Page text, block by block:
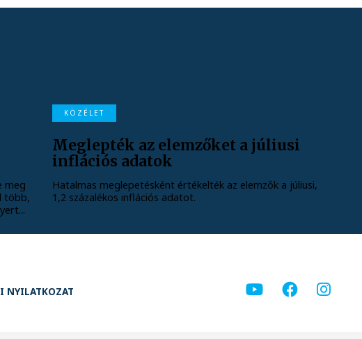
meg
több,
KÖZÉLET
Meglepték az elemzőket a júliusi
inflációs adatok
Hatalmas meglepetésként értékelték az elemzők a júliusi,
1,2 százalékos inflációs adatot.
NYILATKOZAT